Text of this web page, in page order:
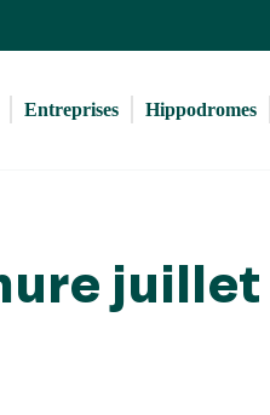
Entreprises Hippodromes
juillet